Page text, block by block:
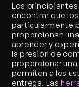
Los
encontrar que
particularmente
proporcionan
aprender y
la presión de
proporcionar
permiten a los
entrega. Las